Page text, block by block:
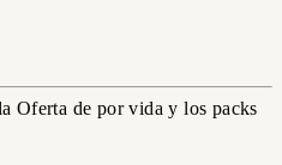
Oferta de por vida y los packs